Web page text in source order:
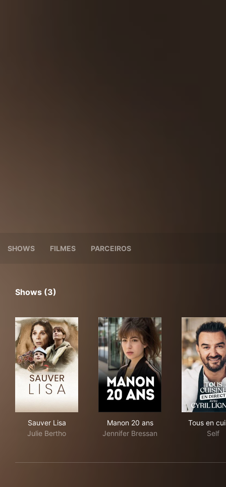
SHOWS FILMES PARCEIROS
Shows (3)
Sauver Lisa
Julie Bertho
Manon 20 ans
Jennifer Bressan
Tous en
Self